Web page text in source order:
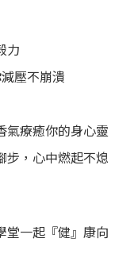
力
壓不崩潰
氣療癒你的身心靈
步，心中燃起不熄
堂一起『健』康向